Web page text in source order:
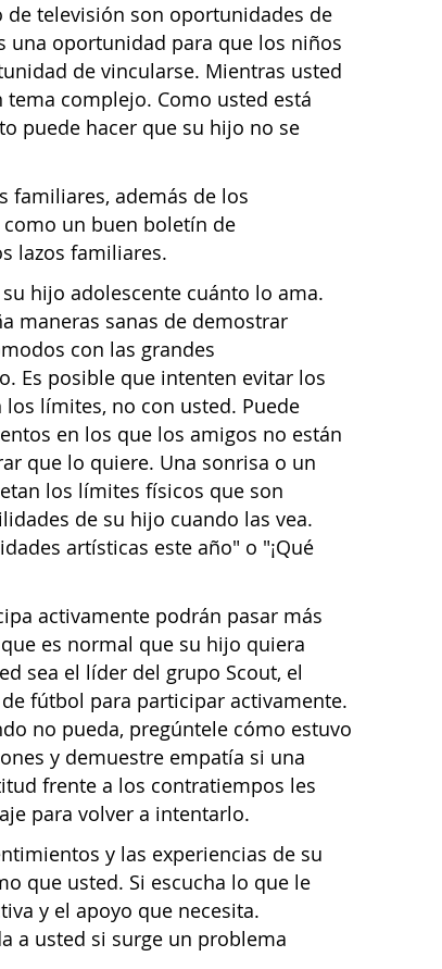
televisión son oportunidades de
una oportunidad para que los niños
de vincularse. Mientras usted
complejo. Como usted está
puede hacer que su hijo no se
familiares, además de los
un buen boletín de
lazos familiares.
hijo adolescente cuánto lo ama.
maneras sanas de demostrar
con las grandes
Es posible que intenten evitar los
límites, no con usted. Puede
en los que los amigos no están
que lo quiere. Una sonrisa o un
los límites físicos que son
de su hijo cuando las vea.
artísticas este año" o "¡Qué
activamente podrán pasar más
es normal que su hijo quiera
sea el líder del grupo Scout, el
fútbol para participar activamente.
no pueda, pregúntele cómo estuvo
y demuestre empatía si una
frente a los contratiempos les
para volver a intentarlo.
y las experiencias de su
que usted. Si escucha lo que le
y el apoyo que necesita.
a usted si surge un problema